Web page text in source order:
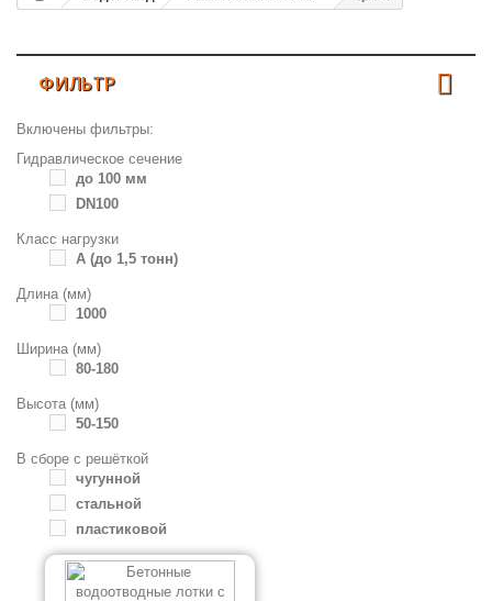
ФИЛЬТР
Включены фильтры:
Гидравлическое сечение
до 100 мм
DN100
Класc нагрузки
А (до 1,5 тонн)
Длина (мм)
1000
Ширина (мм)
80-180
Высота (мм)
50-150
В сборе с решёткой
чугунной
стальной
пластиковой